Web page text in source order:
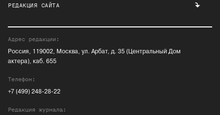
РЕДАКЦИЯ САЙТА
Адрес редакции:
Россия, 119002, Москва, ул. Арбат, д. 35 (Центральный Дом
актера), каб. 655
Телефон:
+7 (499) 248-28-22
Редакция журнала: